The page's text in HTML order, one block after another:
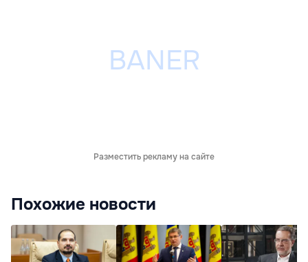
Разместить рекламу на сайте
Похожие новости